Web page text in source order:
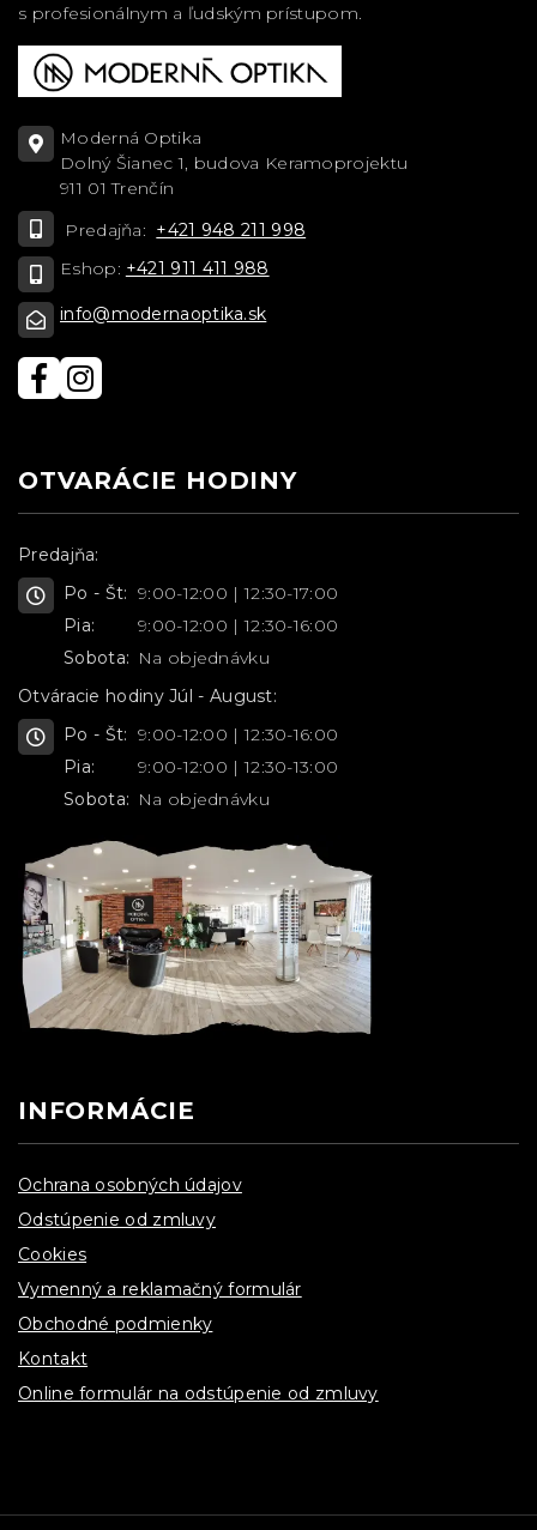
s profesionálnym a ľudským prístupom.
Moderná Optika
Dolný Šianec 1, budova Keramoprojektu
911 01 Trenčín
Predajňa: +421 948 211 998
Eshop: +421 911 411 988
info@modernaoptika.sk
OTVARÁCIE HODINY
Predajňa:
Po - Št: 9:00-12:00 | 12:30-17:00
Pia:
9:00-12:00 | 12:30-16:00
Sobota: Na objednávku
Otváracie hodiny Júl - August:
Po - Št: 9:00-12:00 | 12:30-16:00
Pia:
9:00-12:00 | 12:30-13:00
Sobota: Na objednávku
INFORMÁCIE
Ochrana osobných údajov
Odstúpenie od zmluvy
Cookies
Vymenný a reklamačný formulár
Obchodné podmienky
Kontakt
Online formulár na odstúpenie od zmluvy